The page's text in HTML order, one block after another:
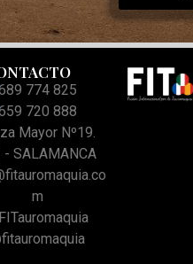
774 825
720 888
Mayor Nº19.
- SALAMANCA
m